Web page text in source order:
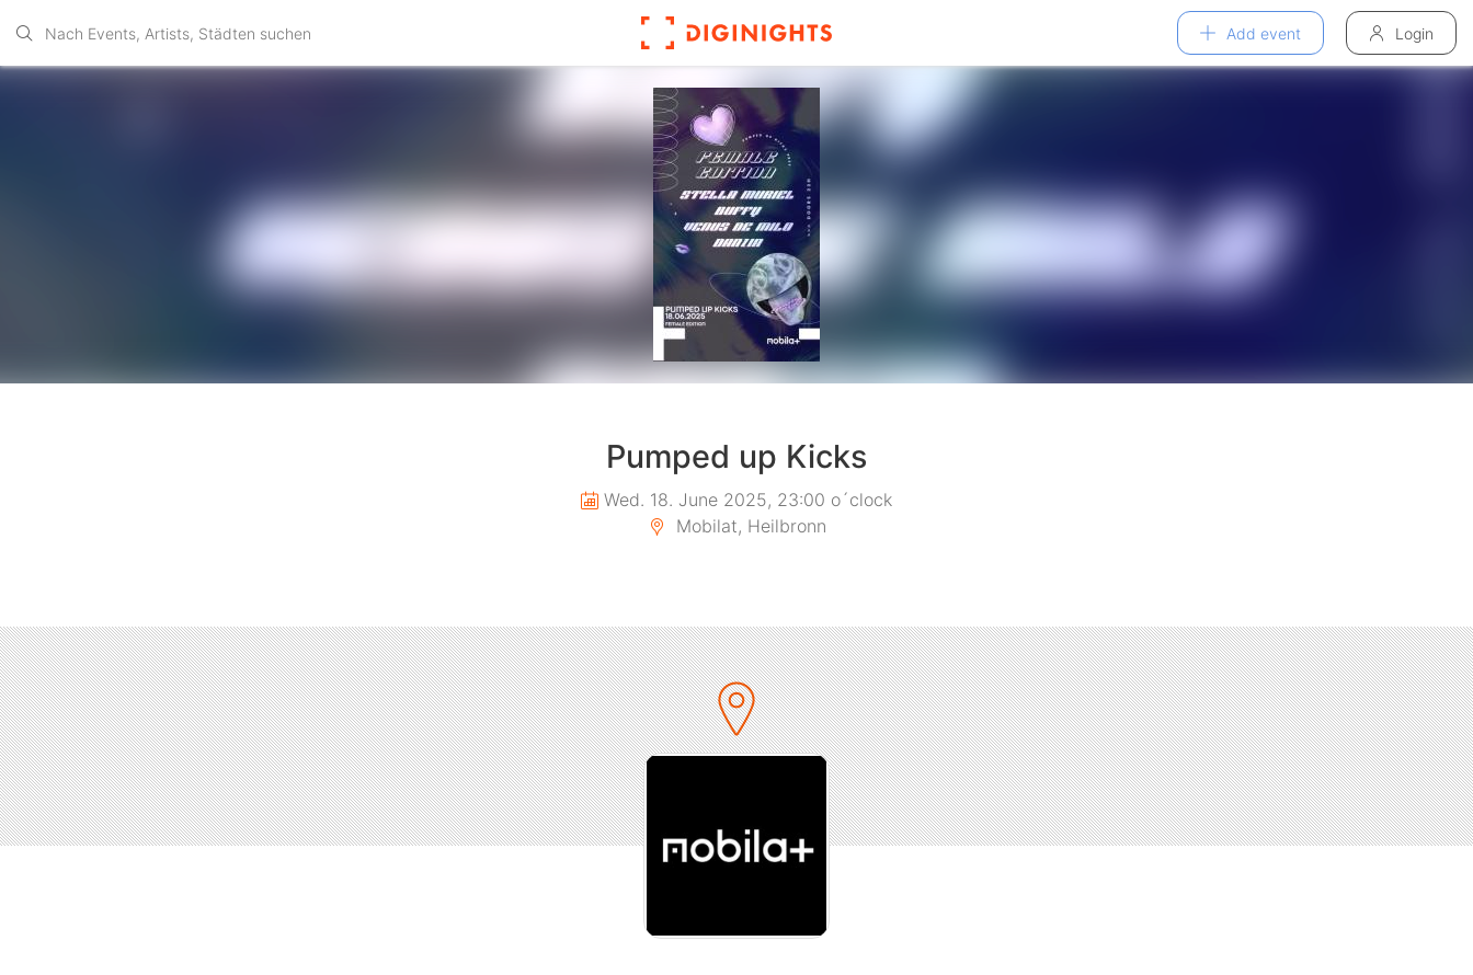
Add event Login
Pumped up Kicks
Wed. 18. June 2025, 23:00 o´clock
Mobilat, Heilbronn